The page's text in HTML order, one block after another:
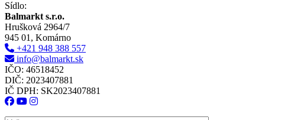
Sídlo:
Balmarkt s.r.o.
Hrušková 2964/7
945 01, Komárno
+421 948 388 557
info@balmarkt.sk
IČO: 46518452
DIČ: 2023407881
IČ DPH: SK2023407881